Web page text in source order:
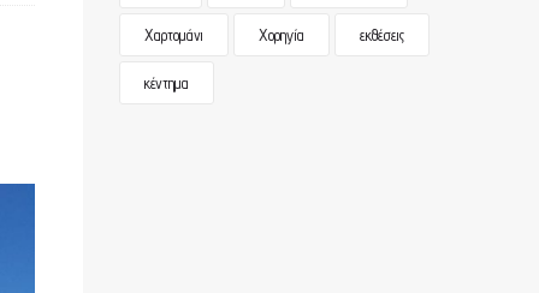
Χαρτομάνι Χορηγία εκθέσεις
κέντημα